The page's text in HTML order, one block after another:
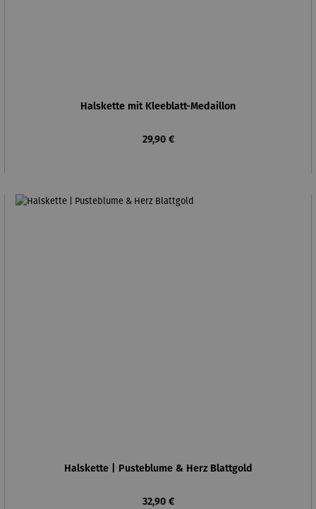
Halskette mit Kleeblatt-Medaillon
Regulärer Preis:
29,90 €
Halskette | Pusteblume & Herz Blattgold
Regulärer Preis:
32,90 €